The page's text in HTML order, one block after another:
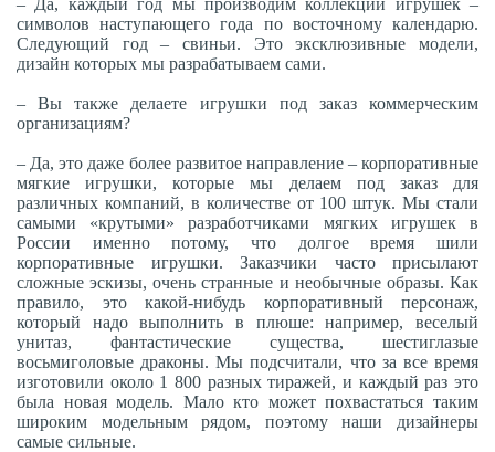
– Да, каждый год мы производим коллекции игрушек –
символов наступающего года по восточному календарю.
Следующий год – свиньи. Это эксклюзивные модели,
дизайн которых мы разрабатываем сами.
– Вы также делаете игрушки под заказ коммерческим
организациям?
– Да, это даже более развитое направление – корпоративные
мягкие игрушки, которые мы делаем под заказ для
различных компаний, в количестве от 100 штук. Мы стали
самыми «крутыми» разработчиками мягких игрушек в
России именно потому, что долгое время шили
корпоративные игрушки. Заказчики часто присылают
сложные эскизы, очень странные и необычные образы. Как
правило, это какой-нибудь корпоративный персонаж,
который надо выполнить в плюше: например, веселый
унитаз, фантастические существа, шестиглазые
восьмиголовые драконы. Мы подсчитали, что за все время
изготовили около 1 800 разных тиражей, и каждый раз это
была новая модель. Мало кто может похвастаться таким
широким модельным рядом, поэтому наши дизайнеры
самые сильные.